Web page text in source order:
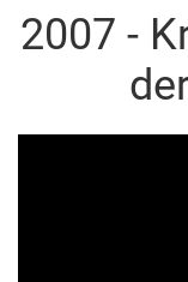
2007 -